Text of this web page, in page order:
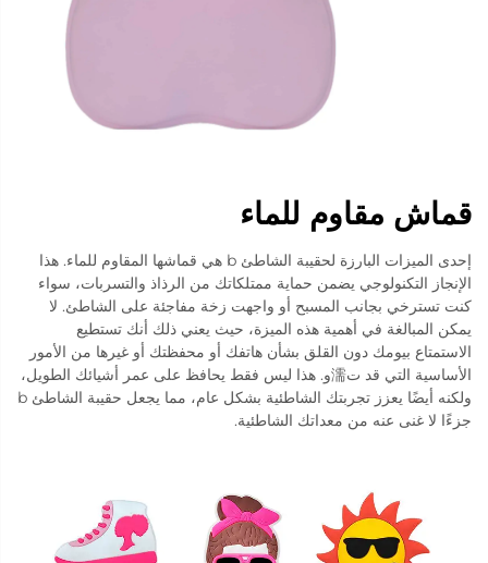
قماش مقاوم للماء
إحدى الميزات البارزة لحقيبة الشاطئ b هي قماشها المقاوم للماء. هذا
الإنجاز التكنولوجي يضمن حماية ممتلكاتك من الرذاذ والتسربات، سواء
كنت تسترخي بجانب المسبح أو واجهت زخة مفاجئة على الشاطئ. لا
يمكن المبالغة في أهمية هذه الميزة، حيث يعني ذلك أنك تستطيع
الاستمتاع بيومك دون القلق بشأن هاتفك أو محفظتك أو غيرها من الأمور
الأساسية التي قد ت濡و. هذا ليس فقط يحافظ على عمر أشيائك الطويل،
ولكنه أيضًا يعزز تجربتك الشاطئية بشكل عام، مما يجعل حقيبة الشاطئ b
جزءًا لا غنى عنه من معداتك الشاطئية.